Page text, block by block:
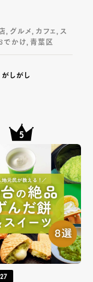
, グルメ, カフェ, ス
でかけ, 青葉区
がしがし